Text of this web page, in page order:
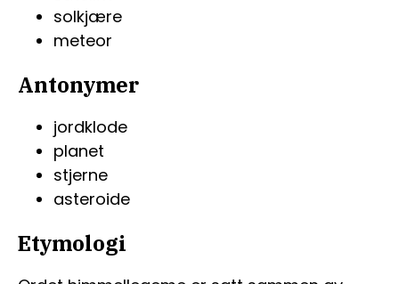
solkjære
meteor
Antonymer
jordklode
planet
stjerne
asteroide
Etymologi